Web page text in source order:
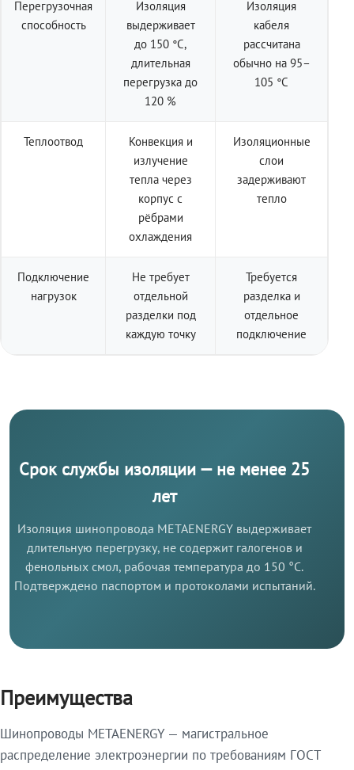
Перегрузочная
способность
Изоляция
выдерживает
до 150 °C,
длительная
перегрузка до
120 %
Изоляция
кабеля
рассчитана
обычно на 95–
105 °C
Теплоотвод
Конвекция и
излучение
тепла через
корпус с
рёбрами
охлаждения
Изоляционные
слои
задерживают
тепло
Подключение
нагрузок
Не требует
отдельной
разделки под
каждую точку
Требуется
разделка и
отдельное
подключение
Срок службы изоляции — не менее 25
лет
Изоляция шинопровода METAENERGY выдерживает
длительную перегрузку, не содержит галогенов и
фенольных смол, рабочая температура до 150 °C.
Подтверждено паспортом и протоколами испытаний.
Преимущества
Шинопроводы METAENERGY — магистральное
распределение электроэнергии по требованиям ГОСТ